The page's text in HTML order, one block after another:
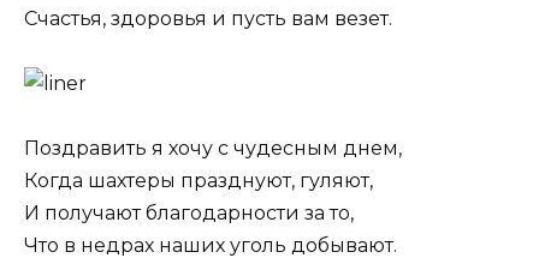
Счастья, здоровья и пусть вам везет.
Поздравить я хочу с чудесным днем,
Когда шахтеры празднуют, гуляют,
И получают благодарности за то,
Что в недрах наших уголь добывают.